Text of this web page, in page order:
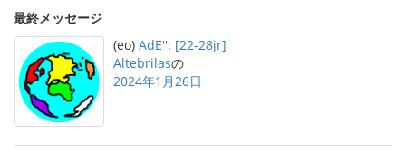
最終メッセージ
(eo) AdE'': [22-28jr]
Altebrilasの
2024年1月26日